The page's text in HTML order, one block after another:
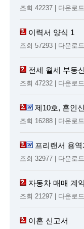
조회 42237 | 다운로
이력서 양식 1
조회 57293 | 다운로
전세 월세 부동
조회 47232 | 다운로
제10호, 혼인
조회 16288 | 다운로
프리랜서 용역
조회 32977 | 다운로
자동차 매매 계
조회 21297 | 다운로
이혼 신고서